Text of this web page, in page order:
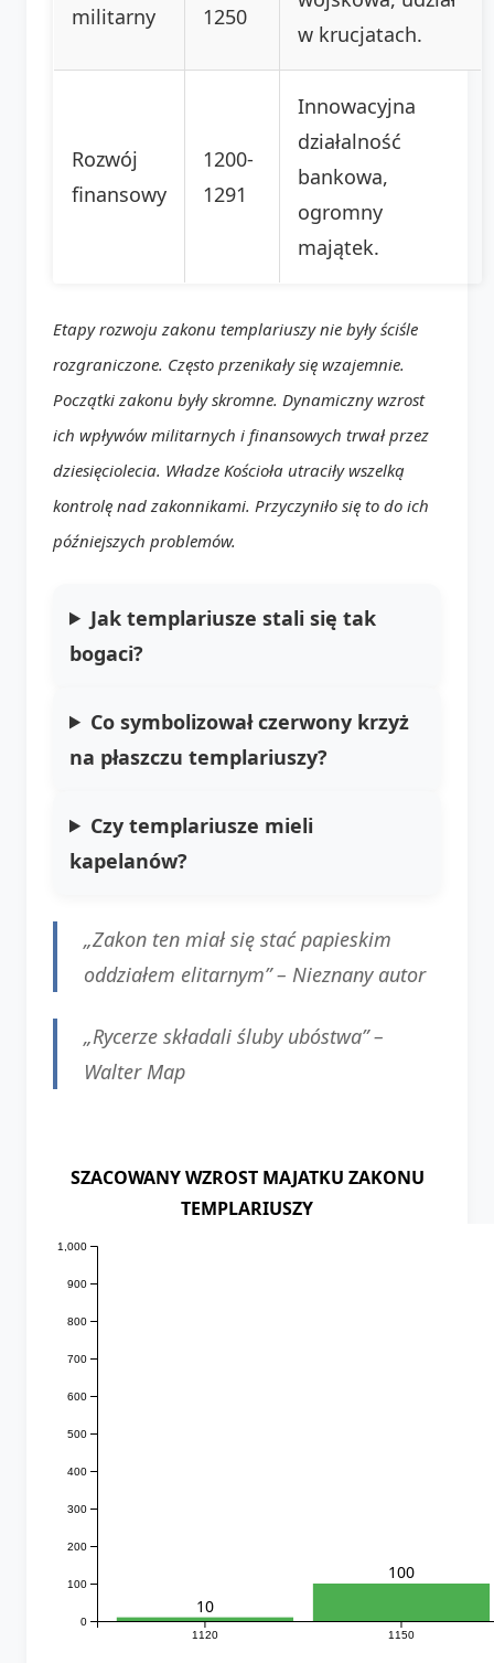
militarny 1250
w krucjatach.
Rozwój
finansowy
1200-
1291
Innowacyjna
działalność
bankowa,
ogromny
majątek.
Etapy rozwoju zakonu templariuszy nie były ściśle
rozgraniczone. Często przenikały się wzajemnie.
Początki zakonu były skromne. Dynamiczny wzrost
ich wpływów militarnych i finansowych trwał przez
dziesięciolecia. Władze Kościoła utraciły wszelką
kontrolę nad zakonnikami. Przyczyniło się to do ich
późniejszych problemów.
Jak templariusze stali się tak
bogaci?
Co symbolizował czerwony krzyż
na płaszczu templariuszy?
Czy templariusze mieli
kapelanów?
„Zakon ten miał się stać papieskim
oddziałem elitarnym” – Nieznany autor
„Rycerze składali śluby ubóstwa” –
Walter Map
SZACOWANY WZROST MAJATKU ZAKONU
TEMPLARIUSZY
1120 1150
0
100
200
300
400
500
600
700
800
900
1,000
10
100